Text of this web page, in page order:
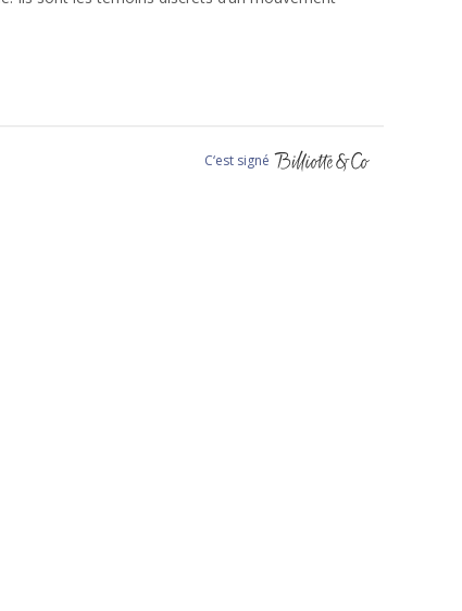
C‘est signé